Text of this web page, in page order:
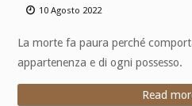
10 Agosto 2022
La morte fa paura perché
appartenenza e di ogni possesso.
Read